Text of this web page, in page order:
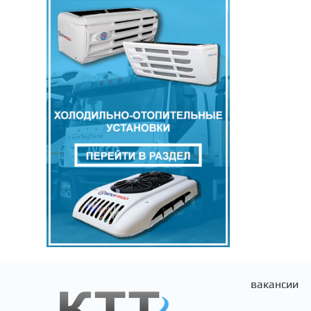
ГАЗ
DHOLLANDIA
ВАЗ
THERMO KING
ЛИАЗ
РМК
ЗАПЧАСТИ
VOLVO
вакансии